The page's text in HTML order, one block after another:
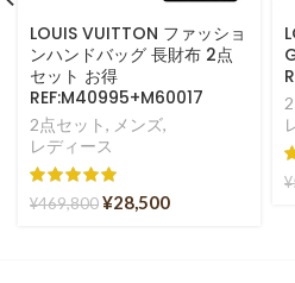
LOUIS VUITTON ファッショ
ンハンドバッグ 長財布 2点
セット お得
REF:M40995+M60017
2点セット, メンズ,
レディース
¥469,800¥28,500
¥